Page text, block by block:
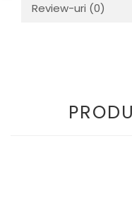
Review-uri (0)